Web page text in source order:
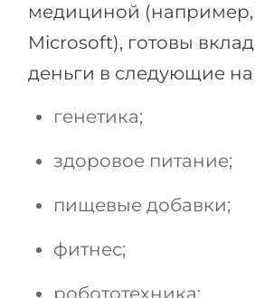
медициной (например,
Microsoft), готовы
деньги в следующие
генетика;
здоровое питание;
пищевые добавки;
фитнес;
робототехника;